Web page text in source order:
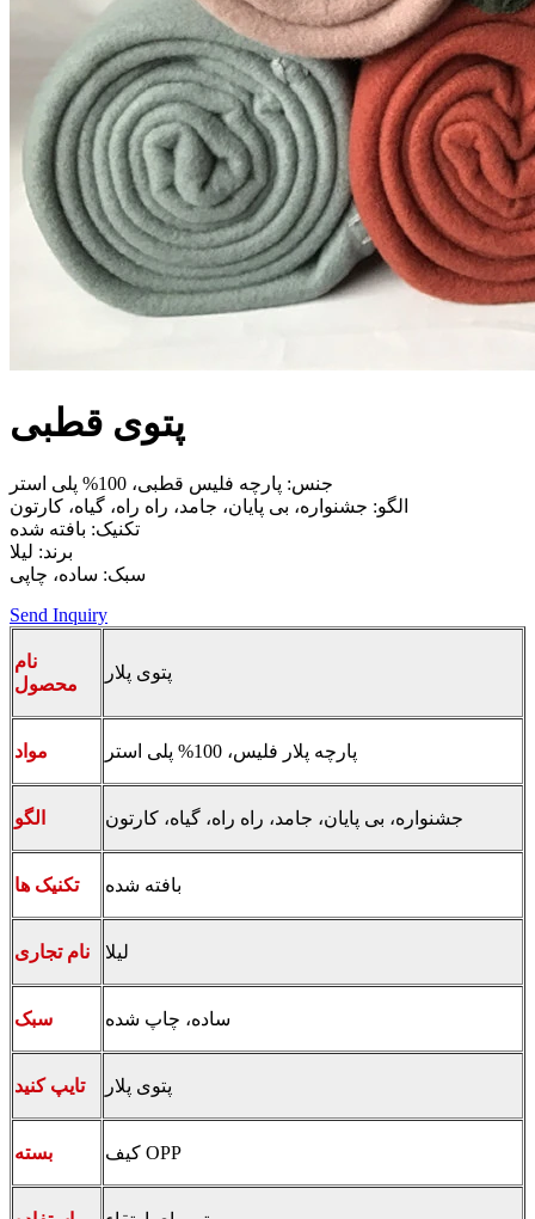
پتوی قطبی
جنس: پارچه فلیس قطبی، 100% پلی استر
الگو: جشنواره، بی پایان، جامد، راه راه، گیاه، کارتون
تکنیک: بافته شده
برند: لیلا
سبک: ساده، چاپی
Send Inquiry
نام
محصول
پتوی پلار
مواد پارچه پلار فلیس، 100% پلی استر
الگو جشنواره، بی پایان، جامد، راه راه، گیاه، کارتون
تکنیک ها بافته شده
نام تجاری لیلا
سبک ساده، چاپ شده
تایپ کنید پتوی پلار
بسته کیف OPP